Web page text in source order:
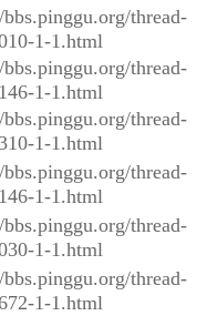
thread-
1-1.html
thread-
1-1.html
thread-
1-1.html
thread-
1-1.html
thread-
1-1.html
thread-
1-1.html